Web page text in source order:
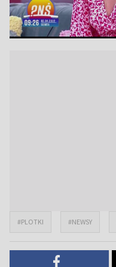
#PLOTKI #NEWSY